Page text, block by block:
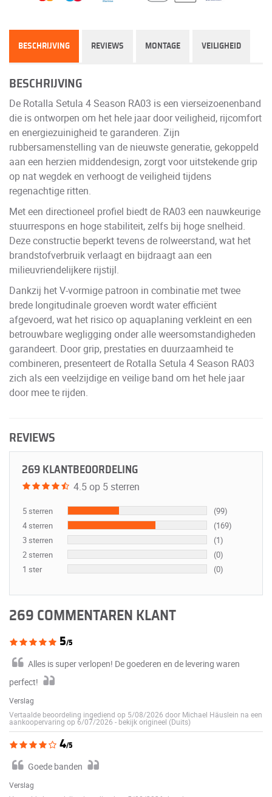
BESCHRIJVING REVIEWS MONTAGE VEILIGHEID
BESCHRIJVING
De Rotalla Setula 4 Season RA03 is een vierseizoenenband
die is ontworpen om het hele jaar door veiligheid, rijcomfort
en energiezuinigheid te garanderen. Zijn
rubbersamenstelling van de nieuwste generatie, gekoppeld
aan een herzien middendesign, zorgt voor uitstekende grip
op nat wegdek en verhoogt de veiligheid tijdens
regenachtige ritten.
Met een directioneel profiel biedt de RA03 een nauwkeurige
stuurrespons en hoge stabiliteit, zelfs bij hoge snelheid.
Deze constructie beperkt tevens de rolweerstand, wat het
brandstofverbruik verlaagt en bijdraagt aan een
milieuvriendelijkere rijstijl.
Dankzij het V-vormige patroon in combinatie met twee
brede longitudinale groeven wordt water efficiënt
afgevoerd, wat het risico op aquaplaning verkleint en een
betrouwbare wegligging onder alle weersomstandigheden
garandeert. Door grip, prestaties en duurzaamheid te
combineren, presenteert de Rotalla Setula 4 Season RA03
zich als een veelzijdige en veilige band om het hele jaar
door mee te rijden.
REVIEWS
269 KLANTBEOORDELING
4.5 op 5 sterren
5 sterren
(99)
4 sterren
(169)
3 sterren
(1)
2 sterren
(0)
1 ster
(0)
269 COMMENTAREN KLANT
5/5
Alles is super verlopen! De goederen en de levering waren
perfect!
Verslag
Vertaalde beoordeling ingediend op 5/08/2026 door Michael Häuslein na een
aankoopervaring op 6/07/2026 - bekijk origineel (Duits)
4/5
Goede banden
Verslag